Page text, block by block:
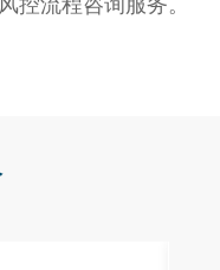
控流程咨询服务。